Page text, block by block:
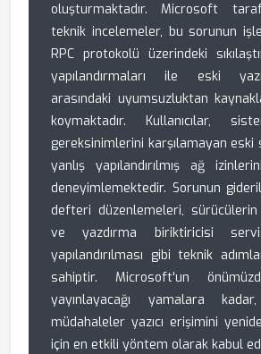
oluşturmaktadır. Microsoft
teknik incelemeler, bu sorunun
RPC protokolü üzerindeki
yapılandırmaları ile eski
arasındaki uyumsuzluktan
koymaktadır. Kullanıcılar,
gereksinimlerini karşılamayan
yanlış yapılandırılmış ağ
deneyimlemektedir. Sorunun
defteri düzenlemeleri, sürücülerin
ve yazdırma biriktiricisi
yapılandırılması gibi teknik
sahiptir. Microsoft'un
yayınlayacağı yamalara
müdahaleler yazıcı erişimini
için en etkili yöntem olarak kabul